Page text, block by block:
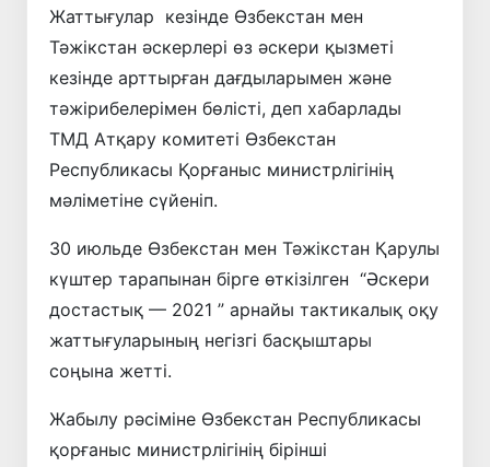
Жаттығулар кезінде Өзбекстан мен
Тәжікстан әскерлері өз әскери қызметі
кезінде арттырған дағдыларымен және
тәжірибелерімен бөлісті, деп хабарлады
ТМД Атқару комитеті Өзбекстан
Республикасы Қорғаныс министрлігінің
мәліметіне сүйеніп.
30 июльде Өзбекстан мен Тәжікстан Қарулы
күштер тарапынан бірге өткізілген “Әскери
достастық — 2021 ” арнайы тактикалық оқу
жаттығуларының негізгі басқыштары
соңына жетті.
Жабылу рәсіміне Өзбекстан Республикасы
қорғаныс министрлігінің бірінші